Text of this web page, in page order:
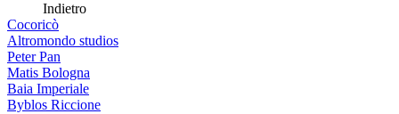
Indietro
Cocoricò
Altromondo studios
Peter Pan
Matis Bologna
Baia Imperiale
Byblos Riccione